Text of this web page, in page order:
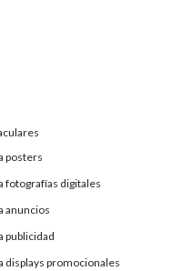
posters
fotografías digitales
anuncios
publicidad
displays promocionales